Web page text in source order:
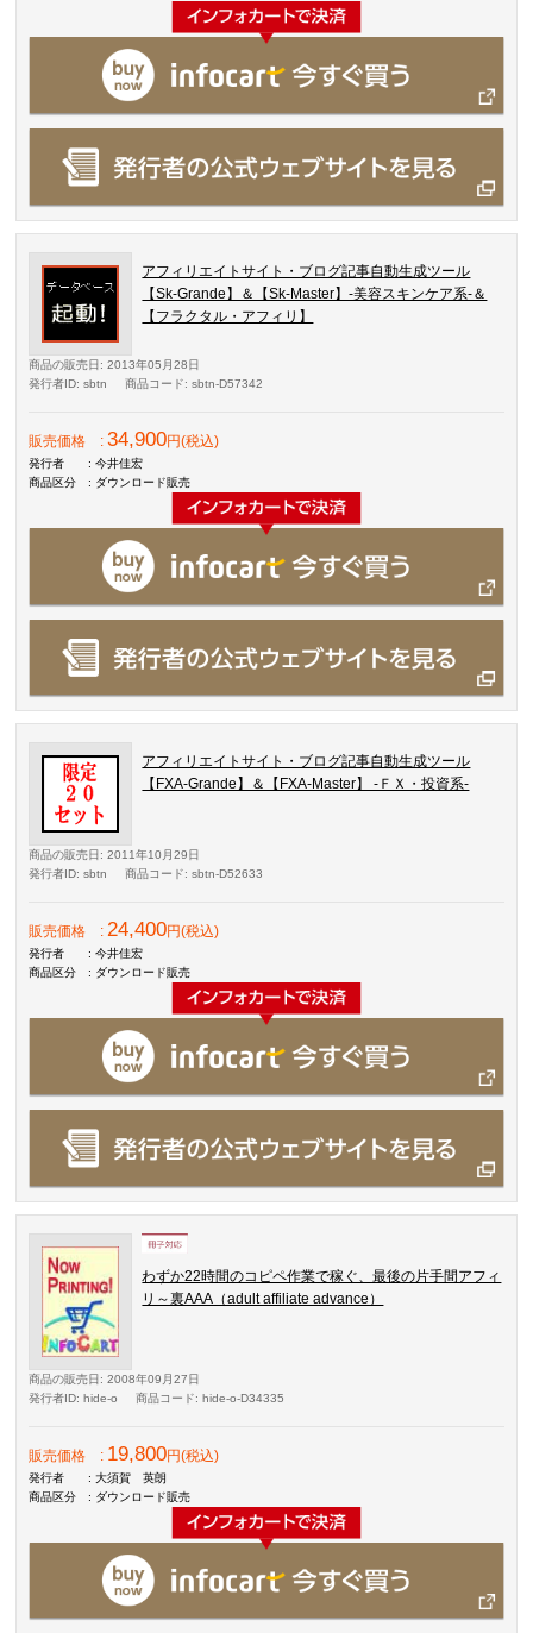
アフィリエイトサイト・ブログ記事自動生成ツール
【Sk-Grande】＆【Sk-Master】-美容スキンケア系-＆
【フラクタル・アフィリ】
商品の販売日 : 2013年05月28日
発行者ID: sbtn 商品コード: sbtn-D57342
販売価格 :34,900円(税込)
発行者
: 今井佳宏
商品区分
: ダウンロード販売
アフィリエイトサイト・ブログ記事自動生成ツール
【FXA-Grande】＆【FXA-Master】 -ＦＸ・投資系-
商品の販売日 : 2011年10月29日
発行者ID: sbtn 商品コード: sbtn-D52633
販売価格 :24,400円(税込)
発行者
: 今井佳宏
商品区分
: ダウンロード販売
わずか22時間のコピペ作業で稼ぐ、最後の片手間アフィ
リ～裏AAA（adult affiliate advance）
商品の販売日 : 2008年09月27日
発行者ID: hide-o 商品コード: hide-o-D34335
販売価格 : 19,800円(税込)
発行者
: 大須賀 英朗
商品区分
: ダウンロード販売